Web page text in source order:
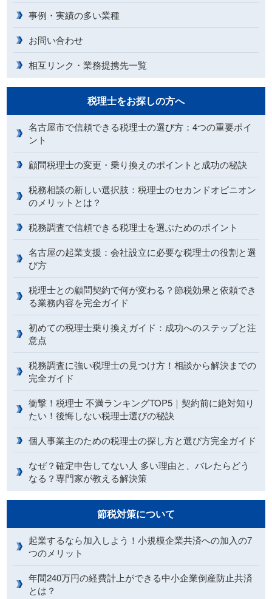
事例・実績の多い業種
お問い合わせ
相互リンク・業務提携先一覧
税理士をお探しの方へ
名古屋市で信頼できる税理士の選び方：4つの重要ポイ
ント
顧問税理士の変更・乗り換えのポイントと成功の秘訣
税務相談の新しい選択肢：税理士のセカンドオピニオン
のメリットとは？
税務調査で信頼できる税理士を選ぶためのポイント
名古屋の起業支援：会社設立に必要な税理士の役割と選
び方
税理士との顧問契約で何が変わる？節税効果と依頼でき
る業務内容を完全ガイド
初めての税理士乗り換えガイド：成功へのステップと注
意点
税務調査に強い税理士の見つけ方！相談から解決までの
完全ガイド
衝撃！税理士 不満ランキングTOP5｜契約前に絶対知り
たい！後悔しない税理士選びの秘訣
個人事業主のための税理士の探し方と選び方完全ガイド
なぜ？確定申告してない人 多い理由と、バレたらどう
なる？専門家が教える解決策
節税対策について
起業するなら加入しよう！小規模企業共済への加入の7
つのメリット
年間240万円の経費計上ができる中小企業倒産防止共済
とは？